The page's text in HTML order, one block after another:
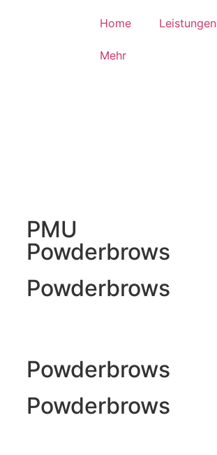
Home Leistungen
Mehr
PMU
Powderbrows
Powderbrows
Powderbrows
Powderbrows